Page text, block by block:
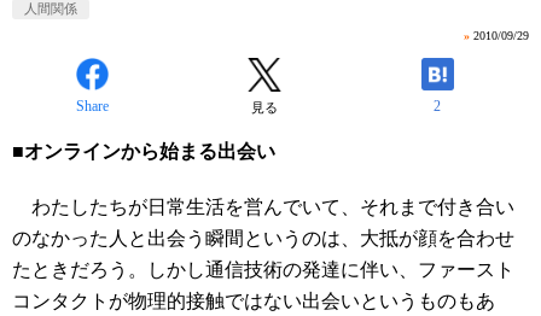
人間関係
» 2010/09/29
Share 見る 2
■オンラインから始まる出会い
わたしたちが日常生活を営んでいて、それまで付き合い
のなかった人と出会う瞬間というのは、大抵が顔を合わせ
たときだろう。しかし通信技術の発達に伴い、ファースト
コンタクトが物理的接触ではない出会いというものもあ